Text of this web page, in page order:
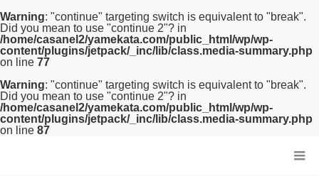
Warning: "continue" targeting switch is equivalent to "break".
Did you mean to use "continue 2"? in
/home/casanel2/yamekata.com/public_html/wp/wp-
content/plugins/jetpack/_inc/lib/class.media-summary.php
on line 77
Warning: "continue" targeting switch is equivalent to "break".
Did you mean to use "continue 2"? in
/home/casanel2/yamekata.com/public_html/wp/wp-
content/plugins/jetpack/_inc/lib/class.media-summary.php
on line 87